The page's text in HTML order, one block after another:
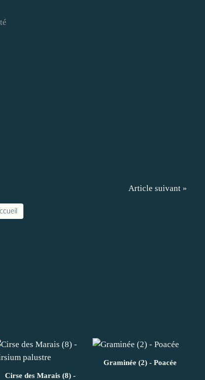
Article suivant »
Cirse des Marais (8) -
Graminée (2) - Poacée